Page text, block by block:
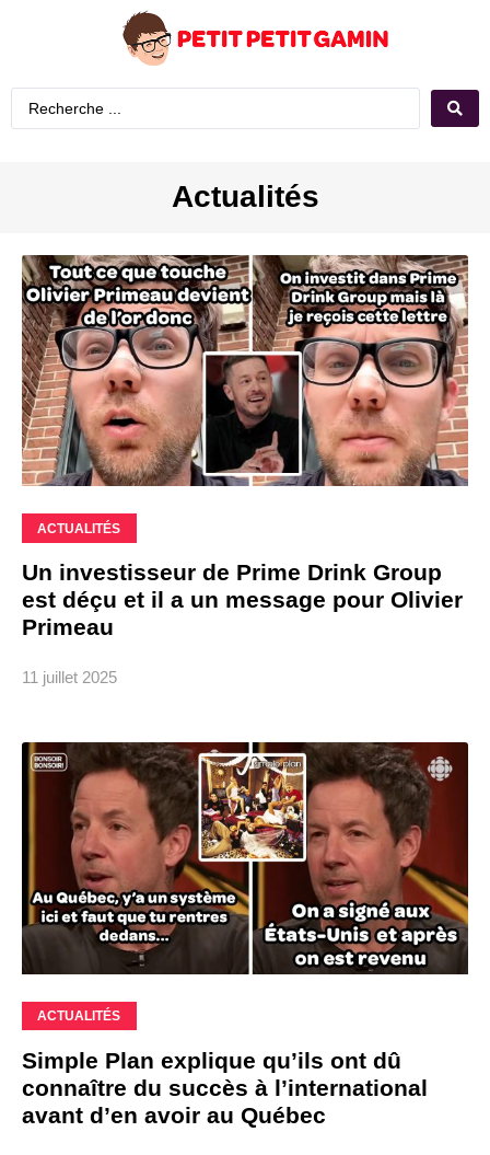
Actualités
ACTUALITÉS
Un investisseur de Prime Drink Group
est déçu et il a un message pour Olivier
Primeau
11 juillet 2025
ACTUALITÉS
Simple Plan explique qu’ils ont dû
connaître du succès à l’international
avant d’en avoir au Québec